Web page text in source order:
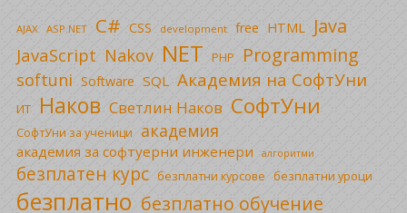
AJAX ASP.NET C# CSS development free HTML Java
JavaScript Nakov NET PHP Programming
softuni Software SQL Академия на СофтУни
ИТ Наков Светлин Наков СофтУни
СофтУни за ученици академия
академия за софтуерни инженери алгоритми
безплатен курс безплатни курсове безплатни уроци
безплатно безплатно обучение